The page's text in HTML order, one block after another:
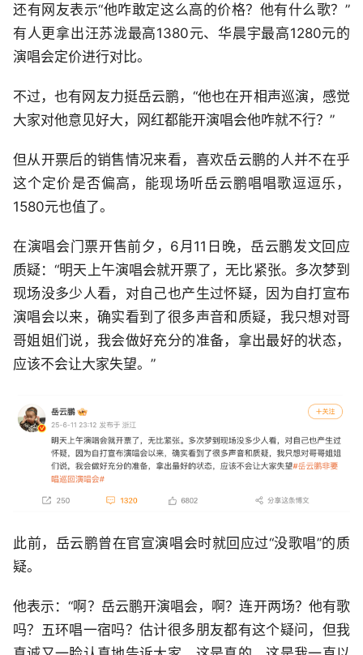
还有网友表示“他咋敢定这么高的价格？他有什么歌？”
有人更拿出汪苏泷最高1380元、华晨宇最高1280元的
演唱会定价进行对比。
不过，也有网友力挺岳云鹏，“他也在开相声巡演，感觉
大家对他意见好大，网红都能开演唱会他咋就不行？”
但从开票后的销售情况来看，喜欢岳云鹏的人并不在乎
这个定价是否偏高，能现场听岳云鹏唱唱歌逗逗乐，
1580元也值了。
在演唱会门票开售前夕，6月11日晚，岳云鹏发文回应
质疑：“明天上午演唱会就开票了，无比紧张。多次梦到
现场没多少人看，对自己也产生过怀疑，因为自打宣布
演唱会以来，确实看到了很多声音和质疑，我只想对哥
哥姐姐们说，我会做好充分的准备，拿出最好的状态，
应该不会让大家失望。”
此前，岳云鹏曾在官宣演唱会时就回应过“没歌唱”的质
疑。
他表示：“啊？岳云鹏开演唱会，啊？连开两场？他有歌
吗？五环唱一宿吗？估计很多朋友都有这个疑问，但我